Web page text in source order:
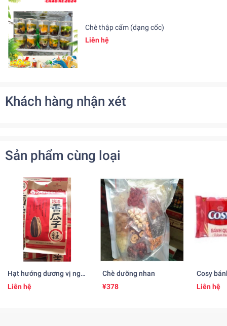
Chè thập cẩm (dạng cốc)
Liên hệ
Khách hàng nhận xét
Sản phẩm cùng loại
Hạt hướng dương vị ngũ
vị hương 五香粉味のひま
わりの種(260gr)
Liên hệ
Chè dưỡng nhan
¥378
Cosy
126gr
Liên hệ